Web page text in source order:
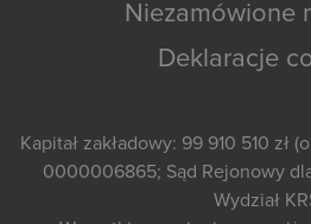
Niezamówione
Deklaracje
Kapitał zakładowy: 99 910 510 zł
0000006865; Sąd Rejonowy
Wydział